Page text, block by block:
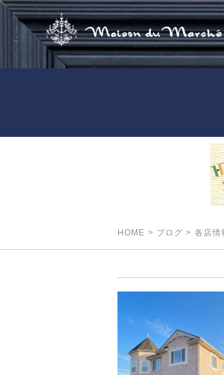
HOME > ブログ > 各店情